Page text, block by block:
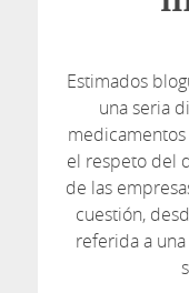
Estimados
una seria
el respeto del
de las
cuestión,
referida a